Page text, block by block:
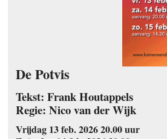
De Potvis
Tekst: Frank Houtappels
Regie: Nico van der Wijk
Vrijdag 13 feb. 2026 20.00 uur